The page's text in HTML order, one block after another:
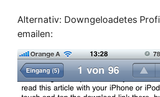
Alternativ: Downgeloadetes
emailen: